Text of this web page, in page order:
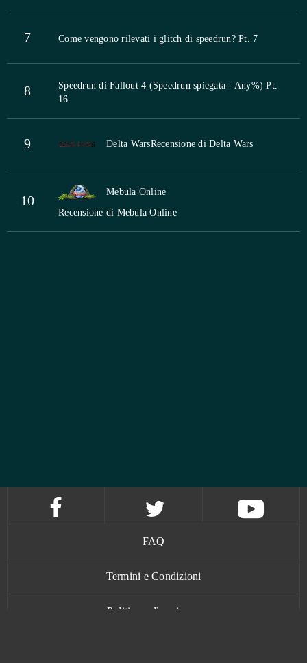
7 Come vengono rilevati i glitch di speedrun? Pt. 7
8
Speedrun di Fallout 4 (Speedrun spiegata - Any%) Pt.
16
9 Delta WarsRecensione di Delta Wars
10
Mebula Online
Recensione di Mebula Online
FAQ
Termini e Condizioni
Politica sulla privacy